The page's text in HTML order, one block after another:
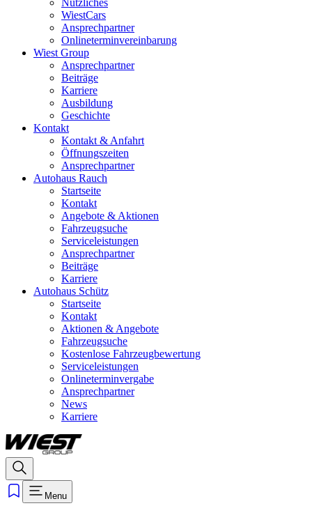
Nützliches
WiestCars
Ansprechpartner
Onlineterminvereinbarung
Wiest Group
Ansprechpartner
Beiträge
Karriere
Ausbildung
Geschichte
Kontakt
Kontakt & Anfahrt
Öffnungszeiten
Ansprechpartner
Autohaus Rauch
Startseite
Kontakt
Angebote & Aktionen
Fahrzeugsuche
Serviceleistungen
Ansprechpartner
Beiträge
Karriere
Autohaus Schütz
Startseite
Kontakt
Aktionen & Angebote
Fahrzeugsuche
Kostenlose Fahrzeugbewertung
Serviceleistungen
Onlineterminvergabe
Ansprechpartner
News
Karriere
Menu